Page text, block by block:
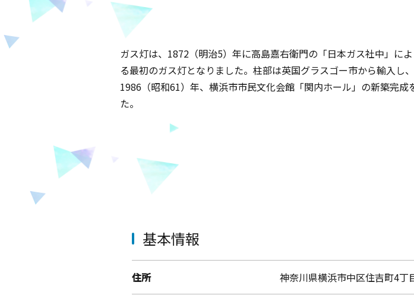
ガス灯は、1872（明治5）年に高島嘉右衛門の「日本ガス社中」に
る最初のガス灯となりました。柱部は英国グラスゴー市から輸入し
1986（昭和61）年、横浜市市民文化会館「関内ホール」の新築完
た。
基本情報
住所
神奈川県横浜市中区住吉町4丁